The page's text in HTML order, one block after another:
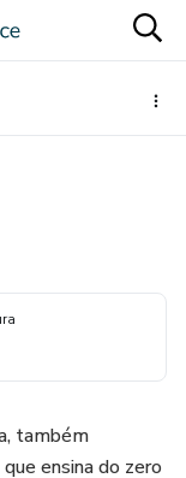
também
ensina do zero